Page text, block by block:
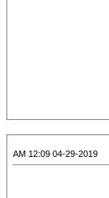
04-29-2019 12:09 AM